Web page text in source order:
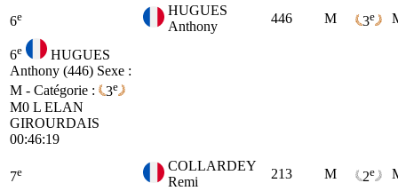
6e
HUGUES
Anthony
446 M 3e
6e
HUGUES
Anthony (446) Sexe :
M - Catégorie :
3e
M0 L ELAN
GIROURDAIS
00:46:19
7e
COLLARDEY
Remi
213 M 2e